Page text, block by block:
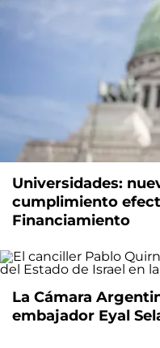
Universidades:
cumplimiento
Financiamiento
La Cámara
embajador Eyal